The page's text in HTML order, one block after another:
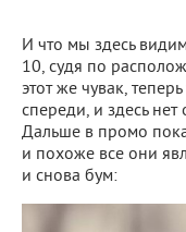
И что мы здесь
10, судя по
этот же чувак,
спереди, и здесь
Дальше в промо
и похоже все они
и снова бум: